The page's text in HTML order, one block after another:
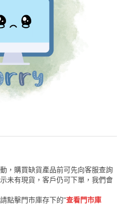
，購買缺貨產品前可先向客服查詢
未有現貨，客戶仍可下單，我們會
點擊門市庫存下的"查看門市庫